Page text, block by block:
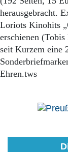
herausgebracht.
Loriots Kinohits
erschienen
seit Kurzem eine
Ehren.tws